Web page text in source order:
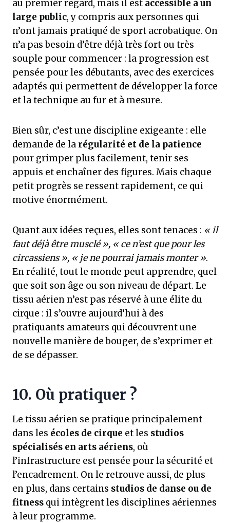
au premier regard, mais il est accessible à un
large public, y compris aux personnes qui
n’ont jamais pratiqué de sport acrobatique. On
n’a pas besoin d’être déjà très fort ou très
souple pour commencer : la progression est
pensée pour les débutants, avec des exercices
adaptés qui permettent de développer la force
et la technique au fur et à mesure.
Bien sûr, c’est une discipline exigeante : elle
demande de la régularité et de la patience
pour grimper plus facilement, tenir ses
appuis et enchaîner des figures. Mais chaque
petit progrès se ressent rapidement, ce qui
motive énormément.
Quant aux idées reçues, elles sont tenaces : « il
faut déjà être musclé », « ce n’est que pour les
circassiens », « je ne pourrai jamais monter ».
En réalité, tout le monde peut apprendre, quel
que soit son âge ou son niveau de départ. Le
tissu aérien n’est pas réservé à une élite du
cirque : il s’ouvre aujourd’hui à des
pratiquants amateurs qui découvrent une
nouvelle manière de bouger, de s’exprimer et
de se dépasser.
10. Où pratiquer ?
Le tissu aérien se pratique principalement
dans les écoles de cirque et les studios
spécialisés en arts aériens, où
l’infrastructure est pensée pour la sécurité et
l’encadrement. On le retrouve aussi, de plus
en plus, dans certains studios de danse ou de
fitness qui intègrent les disciplines aériennes
à leur programme.